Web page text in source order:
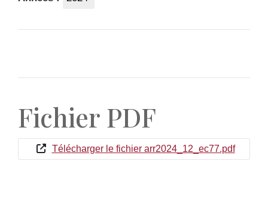
Fichier PDF
Télécharger le fichier arr2024_12_ec77.pdf